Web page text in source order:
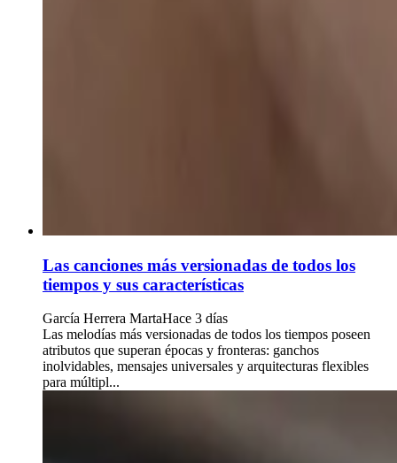
Las canciones más versionadas de todos los
tiempos y sus características
García Herrera MartaHace 3 días
Las melodías más versionadas de todos los tiempos poseen
atributos que superan épocas y fronteras: ganchos
inolvidables, mensajes universales y arquitecturas flexibles
para múltipl...